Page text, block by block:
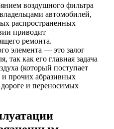
воздушного фильтра
автомобилей,
распространенных
приводит
ремонта.
элемента — это залог
так как его главная задача
(который поступает
и прочих абразивных
и переносимых